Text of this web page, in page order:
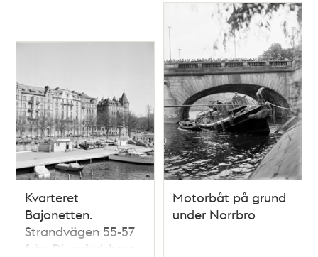
Kvarteret
Bajonetten.
Strandvägen 55-57
från Djurgårdsbron
Motorbåt på grund
under Norrbro